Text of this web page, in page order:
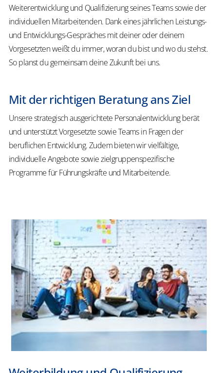
Weiterentwicklung und Qualifizierung seines Teams sowie der
individuellen Mitarbeitenden. Dank eines jährlichen Leistungs-
und Entwicklungs-Gespräches mit deiner oder deinem
Vorgesetzten weißt du immer, woran du bist und wo du stehst.
So planst du gemeinsam deine Zukunft bei uns.
Mit der richtigen Beratung ans Ziel
Unsere strategisch ausgerichtete Personalentwicklung berät
und unterstützt Vorgesetzte sowie Teams in Fragen der
beruflichen Entwicklung. Zudem bieten wir vielfältige,
individuelle Angebote sowie zielgruppenspezifische
Programme für Führungskräfte und Mitarbeitende.